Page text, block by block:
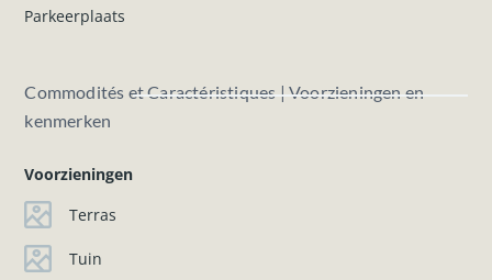
Parkeerplaats
Commodités et Caractéristiques | Voorzieningen en
kenmerken
Voorzieningen
Terras
Tuin